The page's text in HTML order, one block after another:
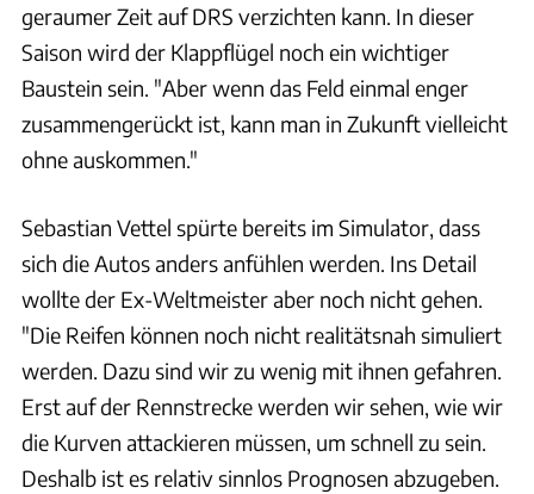
geraumer Zeit auf DRS verzichten kann. In dieser
Saison wird der Klappflügel noch ein wichtiger
Baustein sein. "Aber wenn das Feld einmal enger
zusammengerückt ist, kann man in Zukunft vielleicht
ohne auskommen."
Sebastian Vettel spürte bereits im Simulator, dass
sich die Autos anders anfühlen werden. Ins Detail
wollte der Ex-Weltmeister aber noch nicht gehen.
"Die Reifen können noch nicht realitätsnah simuliert
werden. Dazu sind wir zu wenig mit ihnen gefahren.
Erst auf der Rennstrecke werden wir sehen, wie wir
die Kurven attackieren müssen, um schnell zu sein.
Deshalb ist es relativ sinnlos Prognosen abzugeben.